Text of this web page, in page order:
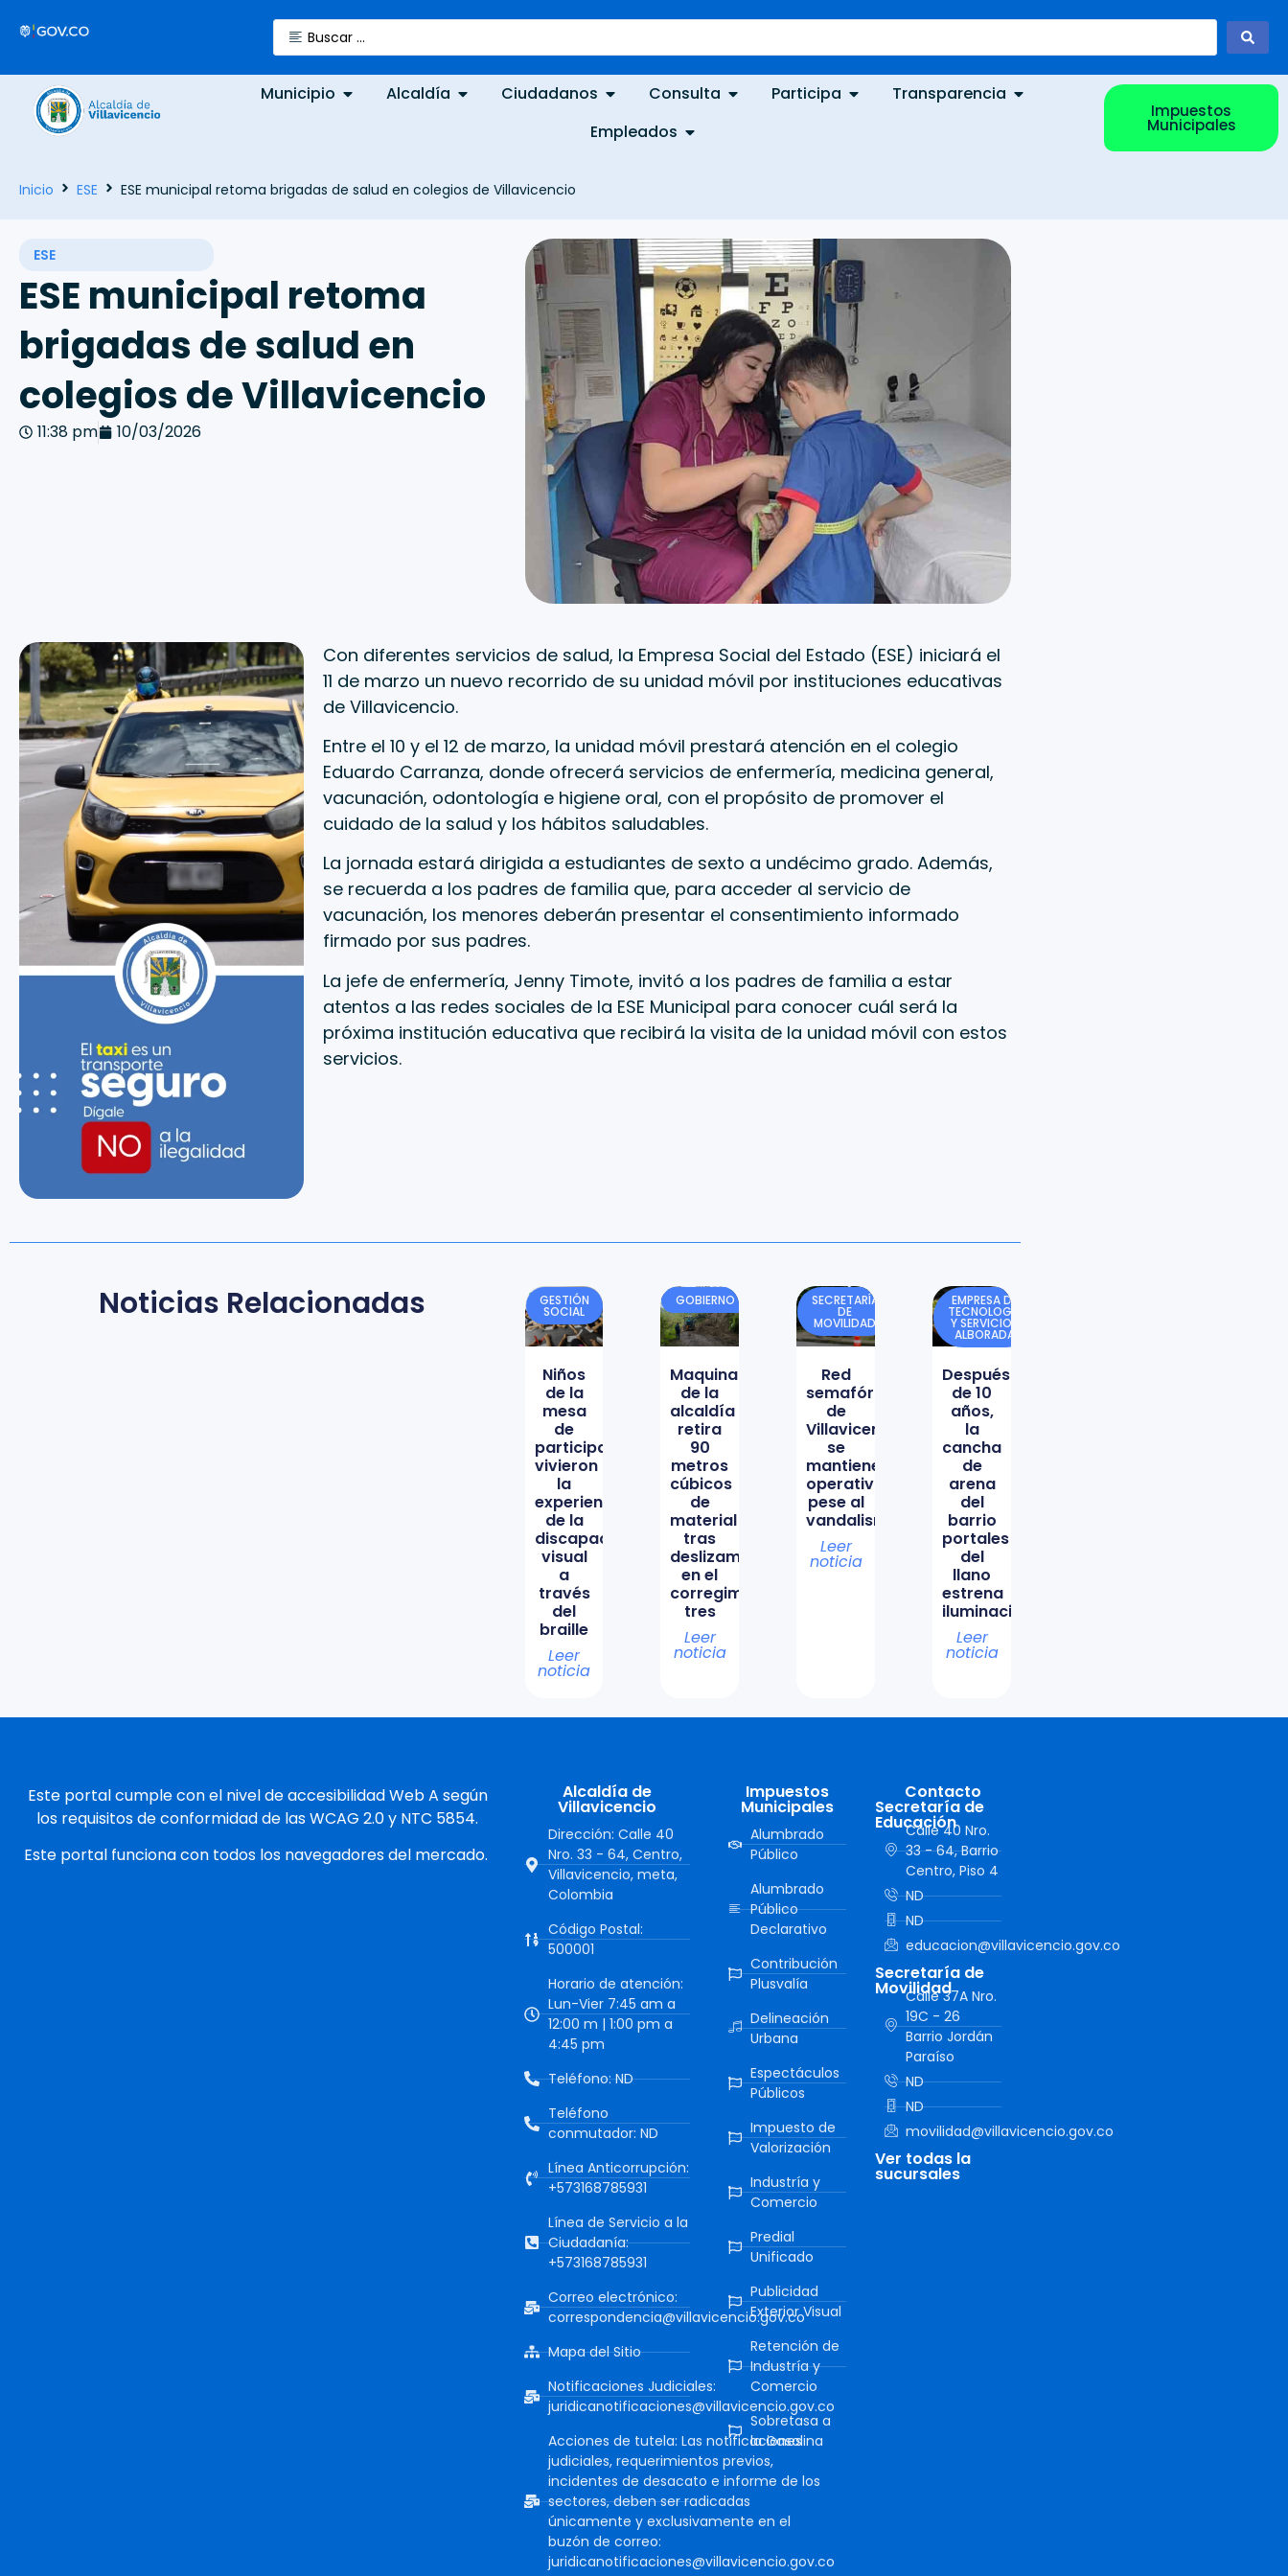
Municipio Alcaldía Ciudadanos Consulta Participa
Transparencia
Empleados
Impuestos
Municipales
Inicio ESE ESE municipal retoma brigadas de salud en colegios de Villavicencio
ESE
ESE municipal retoma
brigadas de salud en
colegios de Villavicencio
11:38 pm 10/03/2026
Con diferentes servicios de salud, la Empresa Social del Estado (ESE) iniciará el
11 de marzo un nuevo recorrido de su unidad móvil por instituciones educativas
de Villavicencio.
Entre el 10 y el 12 de marzo, la unidad móvil prestará atención en el colegio
Eduardo Carranza, donde ofrecerá servicios de enfermería, medicina general,
vacunación, odontología e higiene oral, con el propósito de promover el
cuidado de la salud y los hábitos saludables.
La jornada estará dirigida a estudiantes de sexto a undécimo grado. Además,
se recuerda a los padres de familia que, para acceder al servicio de
vacunación, los menores deberán presentar el consentimiento informado
firmado por sus padres.
La jefe de enfermería, Jenny Timote, invitó a los padres de familia a estar
atentos a las redes sociales de la ESE Municipal para conocer cuál será la
próxima institución educativa que recibirá la visita de la unidad móvil con estos
servicios.
Noticias Relacionadas GESTIÓN
SOCIAL
Niños
de la
mesa
de
participación
vivieron
la
experiencia
de la
discapacidad
visual
a
través
del
braille
Leer
noticia
GOBIERNO
Maquinaria
de la
alcaldía
retira
90
metros
cúbicos
de
material
tras
deslizamiento
en el
corregimiento
tres
Leer
noticia
SECRETARÍA
DE
MOVILIDAD
Red
semafórica
de
Villavicencio
se
mantiene
operativa
pese al
vandalismo
Leer
noticia
EMPRESA DE
TECNOLOGÍA
Y SERVICIOS
ALBORADA
Después
de 10
años,
la
cancha
de
arena
del
barrio
portales
del
llano
estrena
iluminación
Leer
noticia
Este portal cumple con el nivel de accesibilidad Web A según
los requisitos de conformidad de las WCAG 2.0 y NTC 5854.
Este portal funciona con todos los navegadores del mercado.
Alcaldía de
Villavicencio
Dirección: Calle 40
Nro. 33 - 64, Centro,
Villavicencio, meta,
Colombia
Código Postal:
500001
Horario de atención:
Lun-Vier 7:45 am a
12:00 m | 1:00 pm a
4:45 pm
Teléfono: ND
Teléfono
conmutador: ND
Línea Anticorrupción:
+573168785931
Línea de Servicio a la
Ciudadanía:
+573168785931
Correo electrónico:
correspondencia@villavicencio.gov.co
Mapa del Sitio
Notificaciones Judiciales:
juridicanotificaciones@villavicencio.gov.co
Acciones de tutela: Las notificaciones
judiciales, requerimientos previos,
incidentes de desacato e informe de los
sectores, deben ser radicadas
únicamente y exclusivamente en el
buzón de correo:
juridicanotificaciones@villavicencio.gov.co
Impuestos
Municipales
Alumbrado
Público
Alumbrado
Público
Declarativo
Contribución
Plusvalía
Delineación
Urbana
Espectáculos
Públicos
Impuesto de
Valorización
Industría y
Comercio
Predial
Unificado
Publicidad
Exterior Visual
Retención de
Industría y
Comercio
Sobretasa a
la Gasolina
Contacto
Secretaría de
Educación
Calle 40 Nro.
33 - 64, Barrio
Centro, Piso 4
ND
ND
educacion@villavicencio.gov.co
Secretaría de
Movilidad
Calle 37A Nro.
19C - 26
Barrio Jordán
Paraíso
ND
ND
movilidad@villavicencio.gov.co
Ver todas la
sucursales